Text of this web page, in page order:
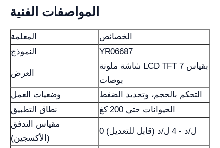
المواصفات الفنية
المعلمة
الخصائص
النموذج
YR06687
العرض
شاشة ملونة LCD TFT بقياس 7
بوصات
وضعيات العمل
التحكم بالحجم، وتحديد الضغط
نطاق التطبيق
الحيوانات حتى 200 كغ
مقياس التدفق
(الأكسجين)
0 ل/د - 4 ل/د (قابل للتعديل)